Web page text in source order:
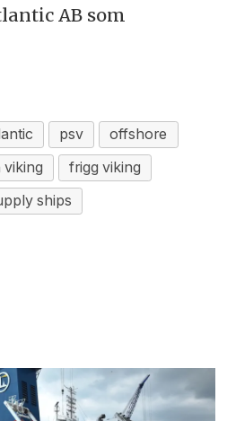
AB som
psv
offshore
viking
frigg viking
ships